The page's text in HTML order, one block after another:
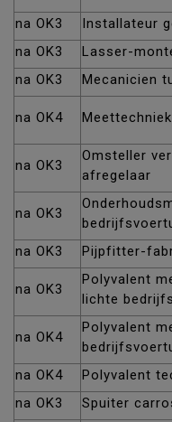
na OK3 Installateur
na OK3
Lasser-
na OK3
Mecanicien
na OK4
na OK3
Omsteller
afregelaar
na OK3
na OK3 Pijpfitter-
na OK3
Polyvalent
lichte
na OK4
Polyvalent
na OK4 Polyvalent
na OK3
Spuiter